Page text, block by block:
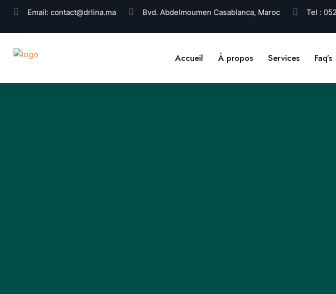
Email: contact@drlina.ma Bvd. Abdelmoumen Casablanca, Maroc Tel :
Accueil À propos Services Faq’s